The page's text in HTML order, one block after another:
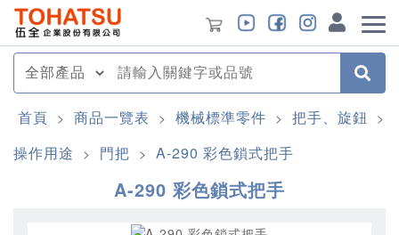
首頁 > 商品一覽表 > 機械標準零件 > 把手、旋鈕 >
操作用途 > 門把 > A-290 彩色鎖式把手
A-290 彩色鎖式把手